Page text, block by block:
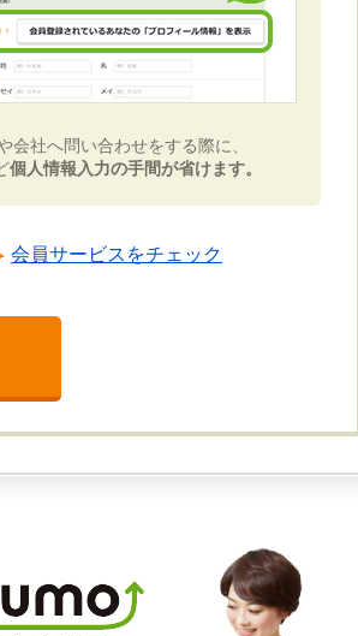
会社へ問い合わせをする際に、
個人情報入力の手間が省けます。
会員サービスをチェック